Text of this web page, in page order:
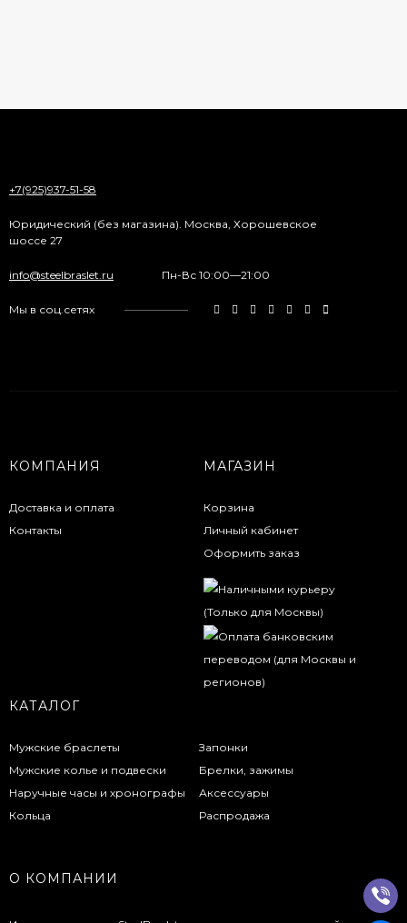
+7(925)937-51-58
Юридический (без магазина). Москва, Хорошевское
шоссе 27
info@steelbraslet.ru Пн-Вс 10:00—21:00
Мы в соц.сетях
КОМПАНИЯ
Доставка и оплата
Контакты
МАГАЗИН
Корзина
Личный кабинет
Оформить заказ
КАТАЛОГ
Мужские браслеты
Мужские колье и подвески
Наручные часы и хронографы
Кольца
Запонки
Брелки, зажимы
Аксессуары
Распродажа
О КОМПАНИИ